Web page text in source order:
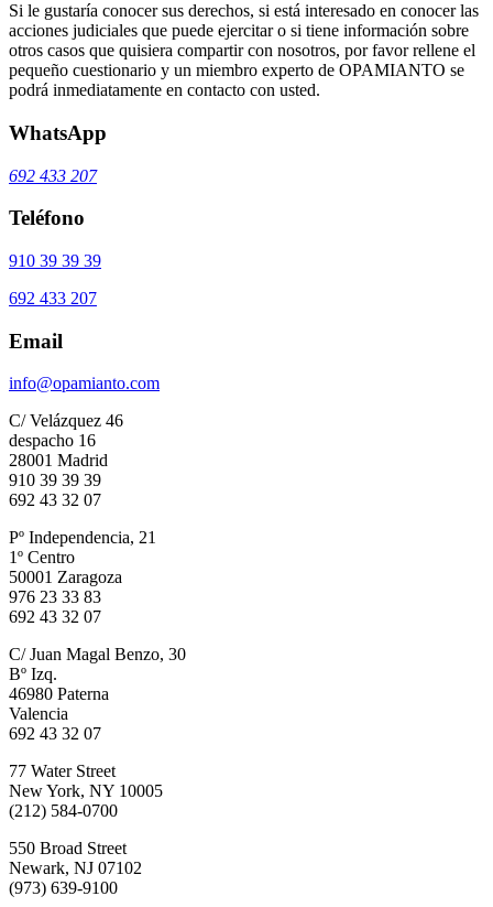
Si le gustaría conocer sus derechos, si está interesado en conocer las
acciones judiciales que puede ejercitar o si tiene información sobre
otros casos que quisiera compartir con nosotros, por favor rellene el
pequeño cuestionario y un miembro experto de OPAMIANTO se
podrá inmediatamente en contacto con usted.
WhatsApp
692 433 207
Teléfono
910 39 39 39
692 433 207
Email
info@opamianto.com
C/ Velázquez 46
despacho 16
28001 Madrid
910 39 39 39
692 43 32 07
Pº Independencia, 21
1º Centro
50001 Zaragoza
976 23 33 83
692 43 32 07
C/ Juan Magal Benzo, 30
Bº Izq.
46980 Paterna
Valencia
692 43 32 07
77 Water Street
New York, NY 10005
(212) 584-0700
550 Broad Street
Newark, NJ 07102
(973) 639-9100